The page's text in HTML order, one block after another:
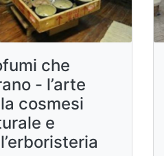
che
- l’arte
cosmesi
e